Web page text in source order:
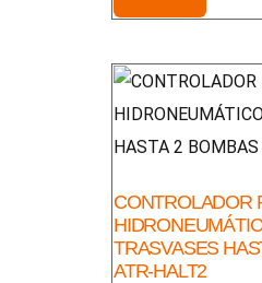
CONTROLADOR
TRASVASES
ATR-HALT2